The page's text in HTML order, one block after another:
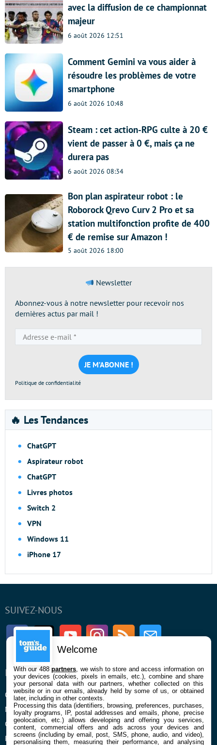
avec la diffusion de ce championnat
majeur
6 août 2026 12:51
Comment Gemini va vous aider à
résoudre les problèmes de votre
smartphone
6 août 2026 10:48
Steam : cet action-RPG culte à 20 €
vient de passer à 0 €, mais ça ne
durera pas
6 août 2026 08:34
Bon plan aspirateur robot : le
Roborock Qrevo Curv 2 Pro et sa
station multifonction profite de 400
€ de remise sur Amazon !
5 août 2026 18:00
Newsletter
Abonnez-vous à notre newsletter pour recevoir nos
dernières actus par mail !
e-
mail
*
Politique de confidentialité
🔥 Les Tendances
ChatGPT
Aspirateur robot
ChatGPT
Livres photos
Switch 2
VPN
Windows 11
iPhone 17
SUIVEZ-NOUS
FacebookTwitter Youtube InstagramRSS Newsletter
ENTREPRISE
Qui sommes nous
Mentions légales et CGU
Confidentialité et Cookies
Préférences cookies
À PROPOS
La rédaction
Contact
Welcome
With our 488partners , we wish to store and access information on
your devices (cookies, pixels in emails, etc.), combine and share
your personal data with our partners, whether collected on this
website or in our emails, already held by some of us, or obtained
later, including in other contexts.
Processing this data (identifiers, browsing, preferences, purchases,
loyalty programs, IP, postal addresses and emails, phone, precise
geolocation, etc.) allows developing and offering you services,
content, commercial offers and ads across your devices and
screens (including by email, post, SMS, phone, audio, and video),
personalising them, measuring their performance, and analysing